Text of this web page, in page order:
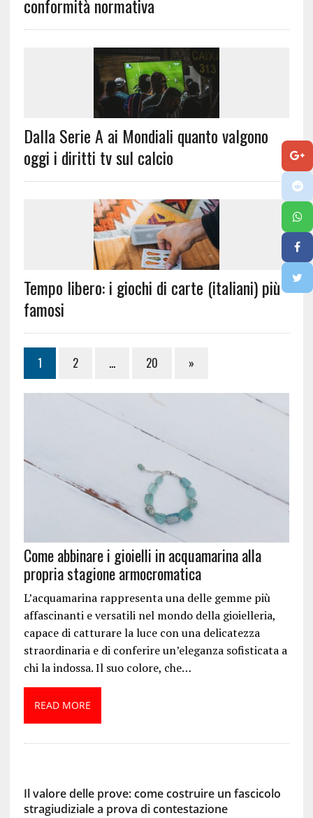
conformità normativa
Dalla Serie A ai Mondiali quanto valgono
oggi i diritti tv sul calcio
Tempo libero: i giochi di carte (italiani) più
famosi
1 2 … 20 »
Come abbinare i gioielli in acquamarina alla
propria stagione armocromatica
L’acquamarina rappresenta una delle gemme più
affascinanti e versatili nel mondo della gioielleria,
capace di catturare la luce con una delicatezza
straordinaria e di conferire un’eleganza sofisticata a
chi la indossa. Il suo colore, che…
READ MORE
Il valore delle prove: come costruire un fascicolo
stragiudiziale a prova di contestazione